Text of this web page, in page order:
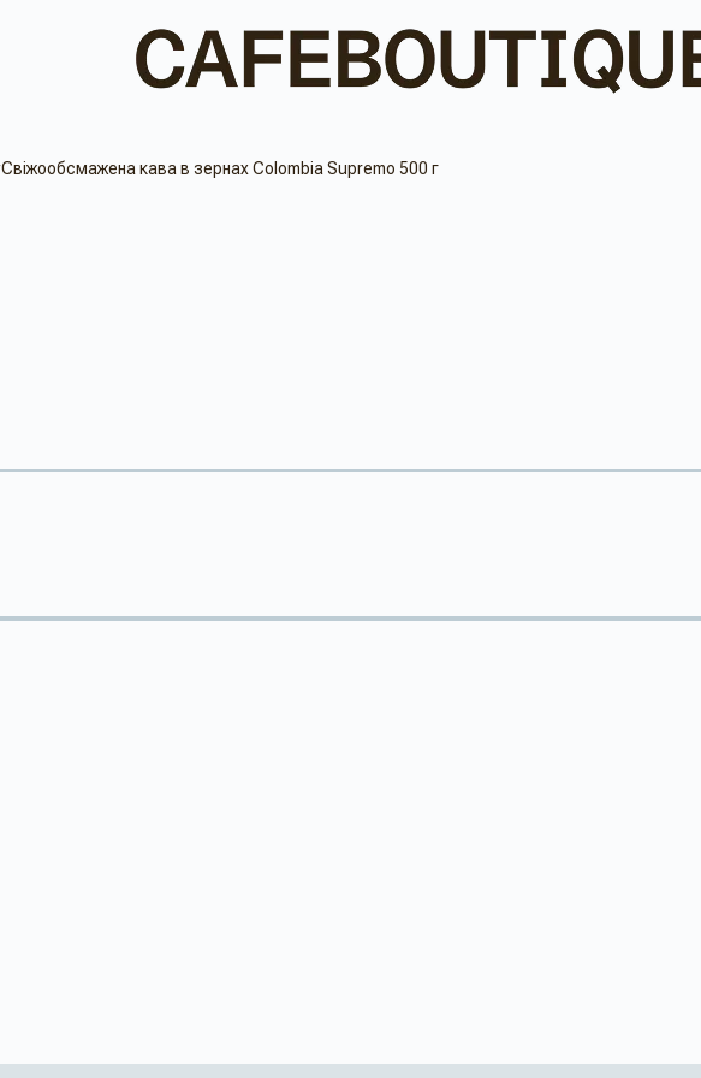
Свіжообсмажена кава в зернах Colombia Supremo 500 г